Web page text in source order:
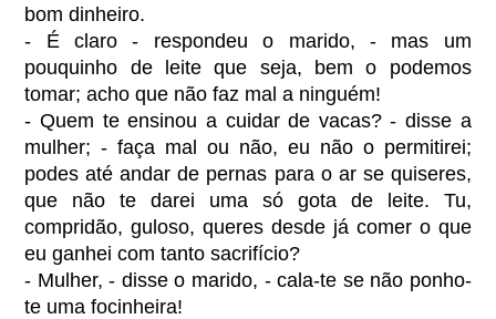
bom dinheiro.
- É claro - respondeu o marido, - mas um
pouquinho de leite que seja, bem o podemos
tomar; acho que não faz mal a ninguém!
- Quem te ensinou a cuidar de vacas? - disse a
mulher; - faça mal ou não, eu não o permitirei;
podes até andar de pernas para o ar se quiseres,
que não te darei uma só gota de leite. Tu,
compridão, guloso, queres desde já comer o que
eu ganhei com tanto sacrifício?
- Mulher, - disse o marido, - cala-te se não ponho-
te uma focinheira!